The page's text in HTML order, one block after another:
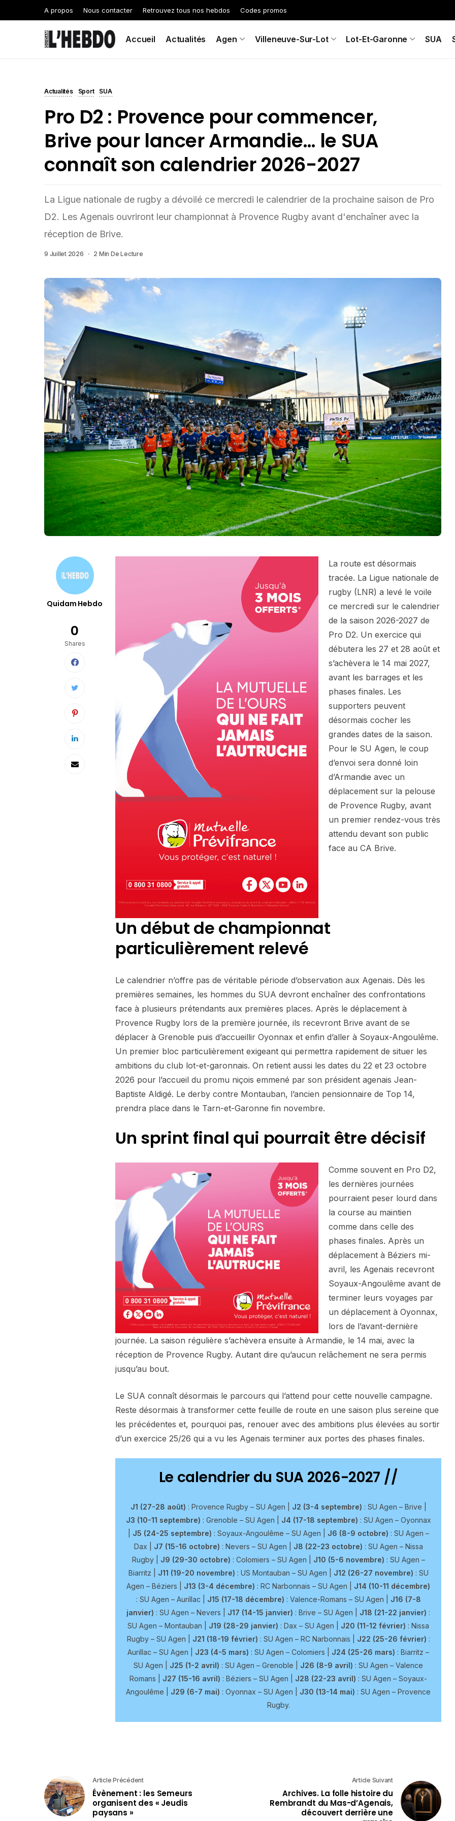
A propos Nous contacter Retrouvez tous nos hebdos Codes promos
Accueil Actualités Agen Villeneuve-Sur-Lot Lot-Et-Garonne SUA
Actualités Sport SUA
Pro D2 : Provence pour commencer,
Brive pour lancer Armandie… le SUA
connaît son calendrier 2026-2027
La Ligue nationale de rugby a dévoilé ce mercredi le calendrier de la prochaine saison de Pro
D2. Les Agenais ouvriront leur championnat à Provence Rugby avant d'enchaîner avec la
réception de Brive.
9 Juillet 2026 2 Min De Lecture
Quidam Hebdo
0
Shares
La route est désormais
tracée. La Ligue nationale de
rugby (LNR) a levé le voile
ce mercredi sur le calendrier
de la saison 2026-2027 de
Pro D2. Un exercice qui
débutera les 27 et 28 août et
s’achèvera le 14 mai 2027,
avant les barrages et les
phases finales. Les
supporters peuvent
désormais cocher les
grandes dates de la saison.
Pour le SU Agen, le coup
d’envoi sera donné loin
d’Armandie avec un
déplacement sur la pelouse
de Provence Rugby, avant
un premier rendez-vous très
attendu devant son public
face au CA Brive.
Un début de championnat
particulièrement relevé
Le calendrier n’offre pas de véritable période d’observation aux Agenais. Dès les
premières semaines, les hommes du SUA devront enchaîner des confrontations
face à plusieurs prétendants aux premières places. Après le déplacement à
Provence Rugby lors de la première journée, ils recevront Brive avant de se
déplacer à Grenoble puis d’accueillir Oyonnax et enfin d’aller à Soyaux-Angoulême.
Un premier bloc particulièrement exigeant qui permettra rapidement de situer les
ambitions du club lot-et-garonnais. On retient aussi les dates du 22 et 23 octobre
2026 pour l’accueil du promu niçois emmené par son président agenais Jean-
Baptiste Aldigé. Le derby contre Montauban, l’ancien pensionnaire de Top 14,
prendra place dans le Tarn-et-Garonne fin novembre.
Un sprint final qui pourrait être décisif
Comme souvent en Pro D2,
les dernières journées
pourraient peser lourd dans
la course au maintien
comme dans celle des
phases finales. Après un
déplacement à Béziers mi-
avril, les Agenais recevront
Soyaux-Angoulême avant de
terminer leurs voyages par
un déplacement à Oyonnax,
lors de l’avant-dernière
journée. La saison régulière s’achèvera ensuite à Armandie, le 14 mai, avec la
réception de Provence Rugby. Autant dire qu’aucun relâchement ne sera permis
jusqu’au bout.
Le SUA connaît désormais le parcours qui l’attend pour cette nouvelle campagne.
Reste désormais à transformer cette feuille de route en une saison plus sereine que
les précédentes et, pourquoi pas, renouer avec des ambitions plus élevées au sortir
d’un exercice 25/26 qui a vu les Agenais terminer aux portes des phases finales.
Le calendrier du SUA 2026-2027 //
J1 (27-28 août) : Provence Rugby – SU Agen | J2 (3-4 septembre) : SU Agen – Brive |
J3 (10-11 septembre) : Grenoble – SU Agen | J4 (17-18 septembre) : SU Agen – Oyonnax
J5 (24-25 septembre) : Soyaux-Angoulême – SU Agen | J6 (8-9 octobre) : SU Agen –
Dax | J7 (15-16 octobre) : Nevers – SU Agen | J8 (22-23 octobre) : SU Agen – Nissa
Rugby | J9 (29-30 octobre) : Colomiers – SU Agen | J10 (5-6 novembre) : SU Agen –
Biarritz | J11 (19-20 novembre) : US Montauban – SU Agen | J12 (26-27 novembre) : SU
Agen – Béziers | J13 (3-4 décembre) : RC Narbonnais – SU Agen | J14 (10-11 décembre)
: SU Agen – Aurillac | J15 (17-18 décembre) : Valence-Romans – SU Agen | J16 (7-8
janvier) : SU Agen – Nevers | J17 (14-15 janvier) : Brive – SU Agen | J18 (21-22 janvier) :
SU Agen – Montauban | J19 (28-29 janvier) : Dax – SU Agen | J20 (11-12 février) : Nissa
Rugby – SU Agen | J21 (18-19 février) : SU Agen – RC Narbonnais | J22 (25-26 février) :
Aurillac – SU Agen | J23 (4-5 mars) : SU Agen – Colomiers | J24 (25-26 mars) : Biarritz –
SU Agen | J25 (1-2 avril) : SU Agen – Grenoble | J26 (8-9 avril) : SU Agen – Valence
Romans | J27 (15-16 avril) : Béziers – SU Agen | J28 (22-23 avril) : SU Agen – Soyaux-
Angoulême | J29 (6-7 mai) : Oyonnax – SU Agen | J30 (13-14 mai) : SU Agen – Provence
Rugby.
Article Précédent
Évènement : les Semeurs
organisent des « Jeudis
paysans »
Article Suivant
Archives. La folle histoire du
Rembrandt du Mas-d’Agenais,
découvert derrière une